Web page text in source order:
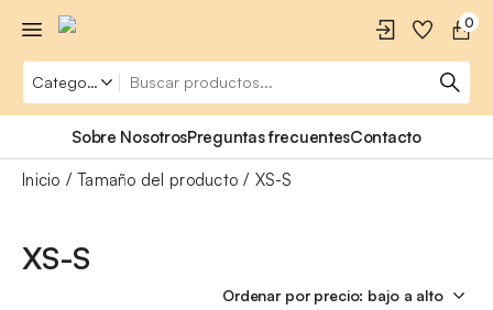
0
Sobre NosotrosPreguntas frecuentesContacto
Inicio Tamaño del producto XS-S
XS-S